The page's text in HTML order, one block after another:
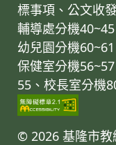
標事項、公文收
輔導處分機
幼兒園分機
保健室分機
55、校長室分機
© 2026 基隆市教